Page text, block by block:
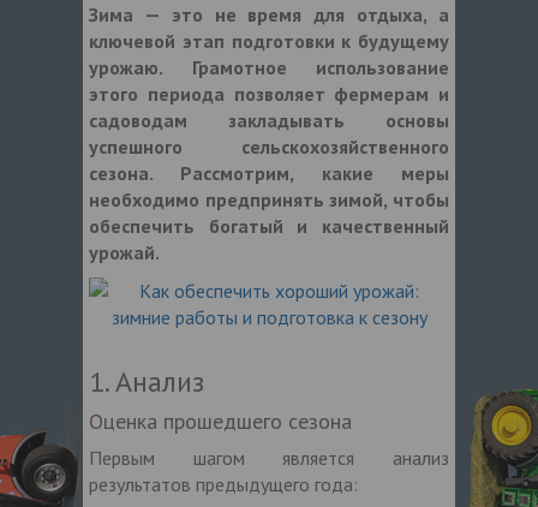
Зима — это не время для отдыха, а
ключевой этап подготовки к будущему
урожаю. Грамотное использование
этого периода позволяет фермерам и
садоводам закладывать основы
успешного сельскохозяйственного
сезона. Рассмотрим, какие меры
необходимо предпринять зимой, чтобы
обеспечить богатый и качественный
урожай.
1. Анализ
Оценка прошедшего сезона
Первым шагом является анализ
результатов предыдущего года: